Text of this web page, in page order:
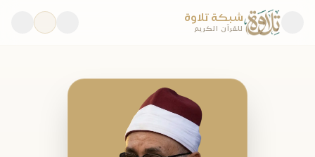
شبكة تلاوة
للقرآن الكريم